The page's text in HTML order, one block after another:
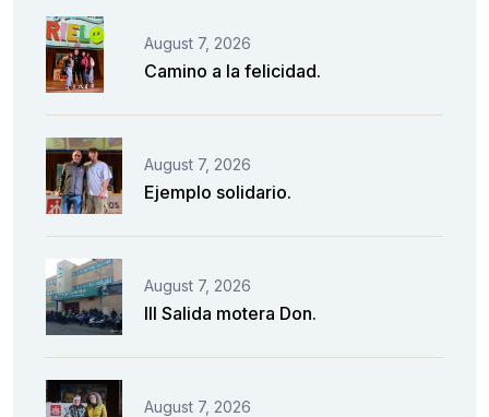
August 7, 2026
Camino a la felicidad.
August 7, 2026
Ejemplo solidario.
August 7, 2026
III Salida motera Don.
August 7, 2026